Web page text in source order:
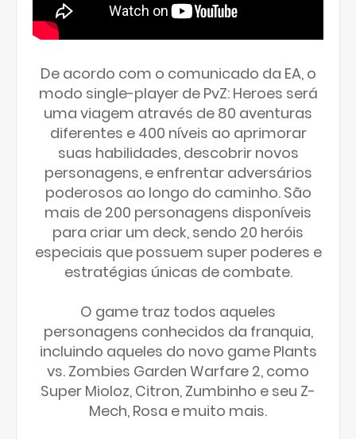
De acordo com o comunicado da EA, o
modo single-player de PvZ: Heroes será
uma viagem através de 80 aventuras
diferentes e 400 níveis ao aprimorar
suas habilidades, descobrir novos
personagens, e enfrentar adversários
poderosos ao longo do caminho. São
mais de 200 personagens disponíveis
para criar um deck, sendo 20 heróis
especiais que possuem super poderes e
estratégias únicas de combate.
O game traz todos aqueles
personagens conhecidos da franquia,
incluindo aqueles do novo game Plants
vs. Zombies Garden Warfare 2, como
Super Mioloz, Citron, Zumbinho e seu Z-
Mech, Rosa e muito mais.